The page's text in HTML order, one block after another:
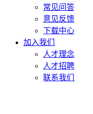
常见问答
意见反馈
下载中心
加入我们
人才理念
人才招聘
联系我们